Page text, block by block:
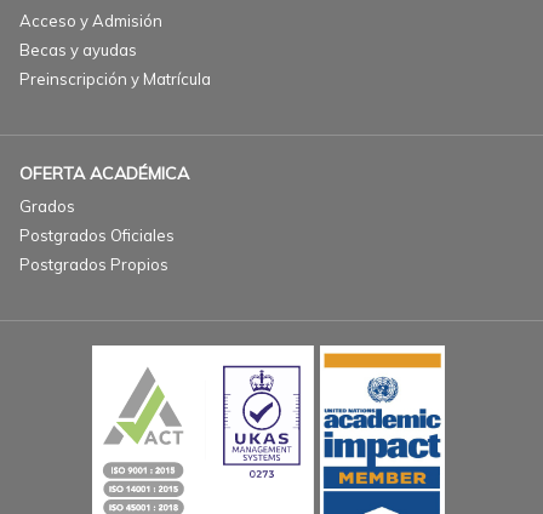
Acceso y Admisión
Becas y ayudas
Preinscripción y Matrícula
OFERTA ACADÉMICA
Grados
Postgrados Oficiales
Postgrados Propios